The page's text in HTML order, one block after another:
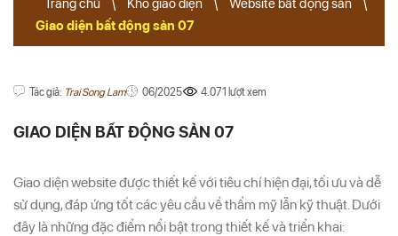
Trang chủ \ Kho giao diện \ Website bất động sản
\
Giao diện bất động sản 07
Tác giả: Trai Song Lam 06/2025 4.071 lượt xem
GIAO DIỆN BẤT ĐỘNG SẢN 07
Giao diện website được thiết kế với tiêu chí hiện đại, tối ưu và dễ
sử dụng, đáp ứng tốt các yêu cầu về thẩm mỹ lẫn kỹ thuật. Dưới
đây là những đặc điểm nổi bật trong thiết kế và triển khai: